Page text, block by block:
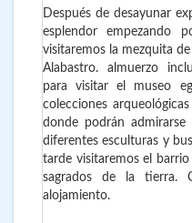
Después de desayunar
esplendor empezando
visitaremos la mezquita
Alabastro. almuerzo
para visitar el museo
colecciones
donde podrán admirarse
diferentes esculturas y
tarde visitaremos el
sagrados de la tierra.
alojamiento.